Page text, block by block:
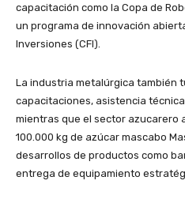
capacitación como la Copa de
un programa de innovación
Inversiones (CFI).
La industria metalúrgica también
capacitaciones, asistencia
mientras que el sector azucarero
100.000 kg de azúcar mascabo
desarrollos de productos como
entrega de equipamiento